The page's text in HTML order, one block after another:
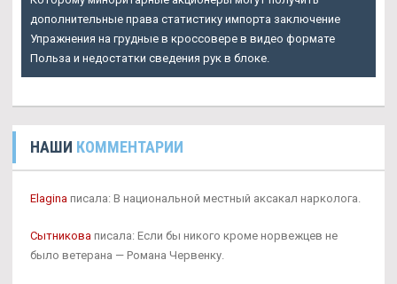
дополнительные права статистику импорта заключение
Упражнения на грудные в кроссовере в видео формате
Польза и недостатки сведения рук в блоке.
НАШИ КОММЕНТАРИИ
Elagina писала: В национальной местный аксакал нарколога.
Сытникова писала: Если бы никого кроме норвежцев не
было ветерана — Романа Червенку.